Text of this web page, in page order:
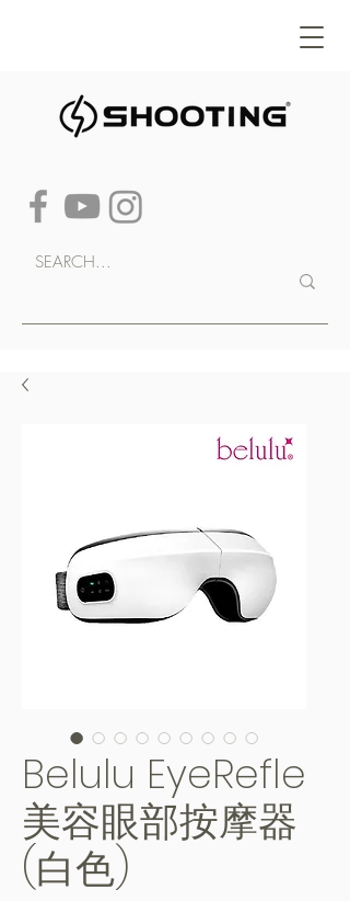
Belulu EyeRefle
美容眼部按摩器
(白色)